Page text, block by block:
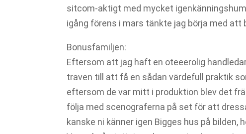
sitcom-aktigt med mycket
igång förens i mars tänkte jag börja med att
Bonusfamiljen:
Eftersom att jag haft en oteeerolig
traven till att få en sådan värdefull praktik
eftersom de var mitt i produktion blev det
följa med scenograferna på set för att
kanske ni känner igen Bigges hus på bilden,